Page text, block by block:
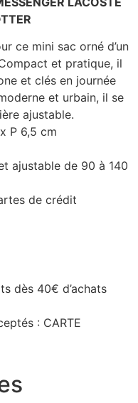
ce mini sac orné d’un
et pratique, il
et clés en journée
et urbain, il se
ajustable.
P 6,5 cm
ajustable de 90 à 140
de crédit
dès 40€ d’achats
: CARTE